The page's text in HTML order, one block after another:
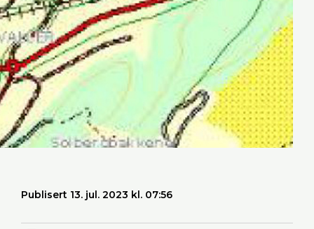
Publisert 13. jul. 2023 kl. 07:56